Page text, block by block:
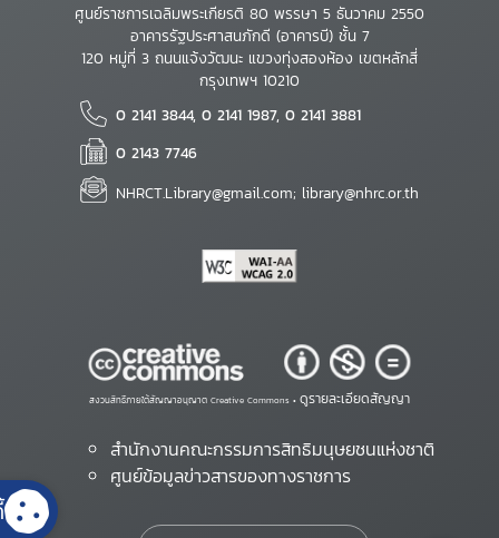
ศูนย์ราชการเฉลิมพระเกียรติ 80 พรรษา 5 ธันวาคม 2550
อาคารรัฐประศาสนภักดี (อาคารบี) ชั้น 7
120 หมู่ที่ 3 ถนนแจ้งวัฒนะ แขวงทุ่งสองห้อง เขตหลักสี่
กรุงเทพฯ 10210
0 2141 3844, 0 2141 1987, 0 2141 3881
0 2143 7746
NHRCT.Library@gmail.com; library@nhrc.or.th
สงวนสิทธิ์ภายใต้สัญญาอนุญาต Creative Commons • ดูรายละเอียดสัญญา
สำนักงานคณะกรรมการสิทธิมนุษยชนแห่งชาติ
ศูนย์ข้อมูลข่าวสารของทางราชการ